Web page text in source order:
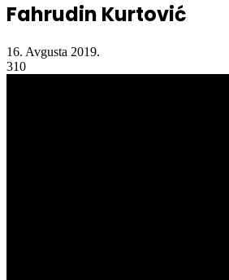
Fahrudin Kurtović
16. Avgusta 2019.
310